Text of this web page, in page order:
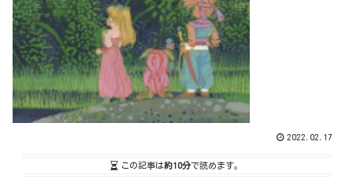
2022.02.17
この記事は約10分で読めます。